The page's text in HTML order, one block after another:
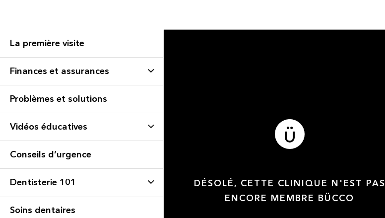
La première visite
Finances et assurances
Problèmes et solutions
Vidéos éducatives
Conseils d’urgence
Dentisterie 101
Soins dentaires
DÉSOLÉ, CETTE CLINIQUE N'EST PAS
ENCORE MEMBRE BÜCCO